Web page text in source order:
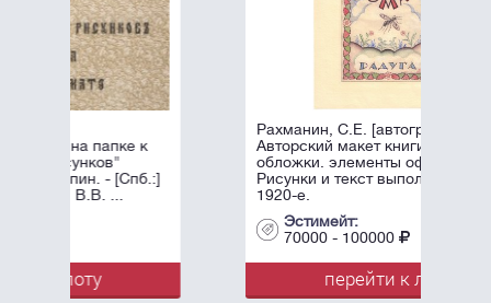
Рахманин, С.Е. [автограф] Комар.
Авторский макет книги, оригинал
обложки. элементы оформления.
Рисунки и текст выполнен вручную.
70000 - 100000